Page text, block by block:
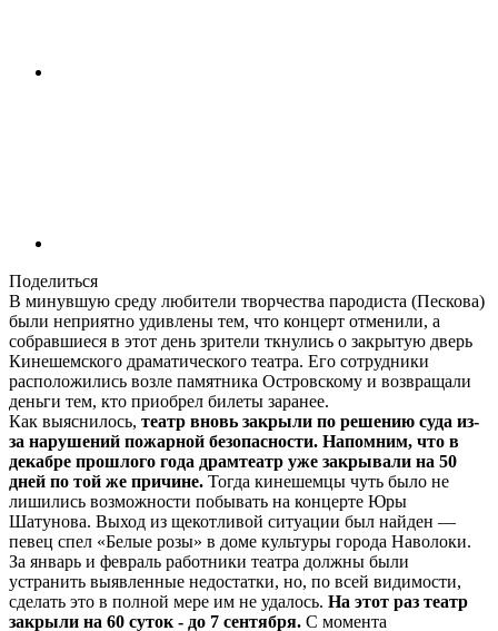
Поделиться
В минувшую среду любители творчества пародиста (Пескова)
были неприятно удивлены тем, что концерт отменили, а
собравшиеся в этот день зрители ткнулись о закрытую дверь
Кинешемского драматического театра. Его сотрудники
расположились возле памятника Островскому и возвращали
деньги тем, кто приобрел билеты заранее.
Как выяснилось, театр вновь закрыли по решению суда из-
за нарушений пожарной безопасности. Напомним, что в
декабре прошлого года драмтеатр уже закрывали на 50
дней по той же причине. Тогда кинешемцы чуть было не
лишились возможности побывать на концерте Юры
Шатунова. Выход из щекотливой ситуации был найден —
певец спел «Белые розы» в доме культуры города Наволоки.
За январь и февраль работники театра должны были
устранить выявленные недостатки, но, по всей видимости,
сделать это в полной мере им не удалось. На этот раз театр
закрыли на 60 суток - до 7 сентября. С момента